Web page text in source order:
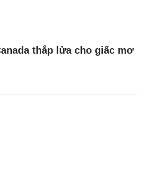
thắp lửa cho giấc mơ